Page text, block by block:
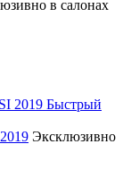
в салонах
Быстрый
Эксклюзивно